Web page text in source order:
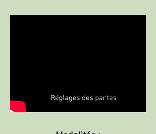
Réglages des pantes